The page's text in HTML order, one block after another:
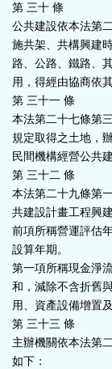
第 三十 條
公共建設依本法第
施共架、共構興建
路、公路、鐵路、
用，得經由協商依
第 三十一 條
本法第二十七條第
規定取得之土地，
民間機構經營公共
第 三十二 條
本法第二十九條第
共建設計畫工程興
前項所稱營運評估
設算年期。
第一項所稱現金淨
和，減除不含折舊
用、資產設備增置
第 三十三 條
主辦機關依本法第
如下：